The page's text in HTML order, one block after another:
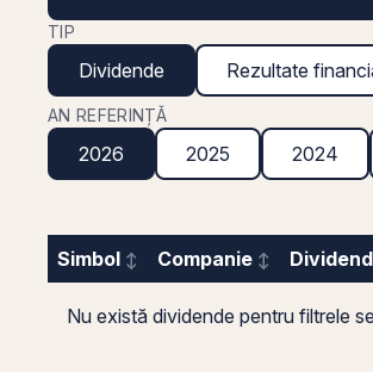
TIP
Dividende Rezultate
AN REFERINȚĂ
2026 2025 2024
Simbol Companie
Nu există dividende pentru filtrele